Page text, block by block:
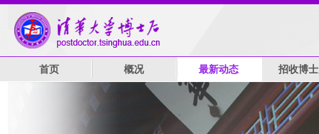
首页 概况 最新动态 招收博